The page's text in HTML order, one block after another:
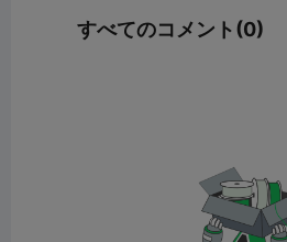
すべてのコメント(0)